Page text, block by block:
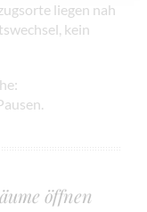
liegen nah
kein
öffnen